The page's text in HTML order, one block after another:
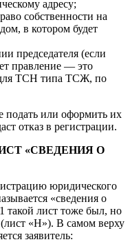
адресу;
собственности на
в котором будет
председателя (если
правление — это
для ТСН типа ТСЖ, по
подать или оформить их
отказ в регистрации.
«СВЕДЕНИЯ О
юридического
«сведения о
такой лист тоже был, но
«Н»). В самом верху
заявитель: